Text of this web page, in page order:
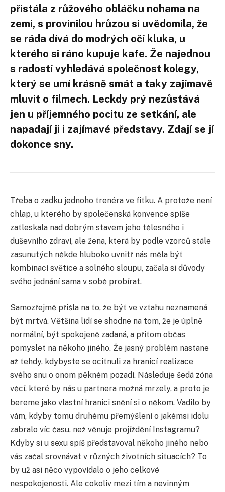
přistála z růžového obláčku nohama na
zemi, s provinilou hrůzou si uvědomila, že
se ráda dívá do modrých očí kluka, u
kterého si ráno kupuje kafe. Že najednou
s radostí vyhledává společnost kolegy,
který se umí krásně smát a taky zajímavě
mluvit o filmech. Leckdy prý nezůstává
jen u příjemného pocitu ze setkání, ale
napadají ji i zajímavé představy. Zdají se jí
dokonce sny.
Třeba o zadku jednoho trenéra ve fitku. A protože není
chlap, u kterého by společenská konvence spíše
zatleskala nad dobrým stavem jeho tělesného i
duševního zdraví, ale žena, která by podle vzorců stále
zasunutých někde hluboko uvnitř nás měla být
kombinací světice a solného sloupu, začala si důvody
svého jednání sama v sobě probírat.
Samozřejmě přišla na to, že být ve vztahu neznamená
být mrtvá. Většina lidí se shodne na tom, že je úplně
normální, být spokojeně zadaná, a přitom občas
pomyslet na někoho jiného. Že jasný problém nastane
až tehdy, kdybyste se ocitnuli za hranicí realizace
svého snu o onom pěkném pozadí. Následuje šedá zóna
věcí, které by nás u partnera možná mrzely, a proto je
bereme jako vlastní hranici snění si o někom. Vadilo by
vám, kdyby tomu druhému přemýšlení o jakémsi idolu
zabralo víc času, než věnuje projíždění Instagramu?
Kdyby si u sexu spíš představoval někoho jiného nebo
vás začal srovnávat v různých životních situacích? To
by už asi něco vypovídalo o jeho celkové
nespokojenosti. Ale cokoliv mezi tím a nevinným